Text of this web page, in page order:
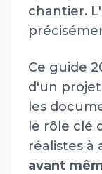
chantier.
Ce guide
d'un
les
le rôle clé
réalistes à
avant